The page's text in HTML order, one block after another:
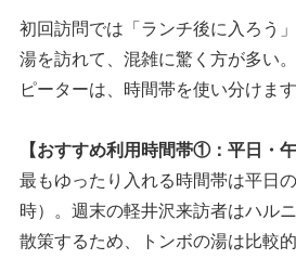
初回訪問では「ランチ後に入ろう
湯を訪れて、混雑に驚く方が多い
ピーターは、時間帯を使い分けます
【おすすめ利用時間帯①：平日・午
最もゆったり入れる時間帯は平日
時）。週末の軽井沢来訪者はハル
散策するため、トンボの湯は比較